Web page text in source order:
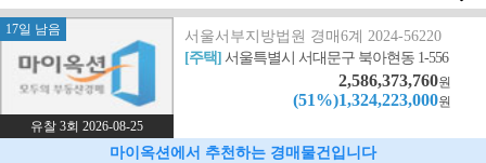
17일 남음
유찰 3회 2026-08-25
서울서부지방법원 경매6계 2024-56220
[주택]서울특별시 서대문구 북아현동 1-556
2,586,373,760원
(51%)1,324,223,000원
마이옥션에서 추천하는 경매물건입니다